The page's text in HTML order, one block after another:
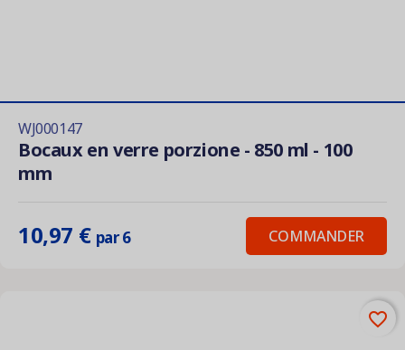
WJ000147
Bocaux en verre porzione - 850 ml - 100
mm
10,97 € par 6 COMMANDER
favorite_border